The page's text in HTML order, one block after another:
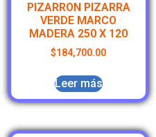
PIZARRON PIZARRA
VERDE MARCO
MADERA 250 X 120
$184,700.00
Leer más